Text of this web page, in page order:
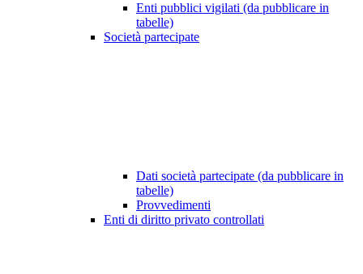
Enti pubblici vigilati (da pubblicare in
tabelle)
Società partecipate
Dati società partecipate (da pubblicare in
tabelle)
Provvedimenti
Enti di diritto privato controllati